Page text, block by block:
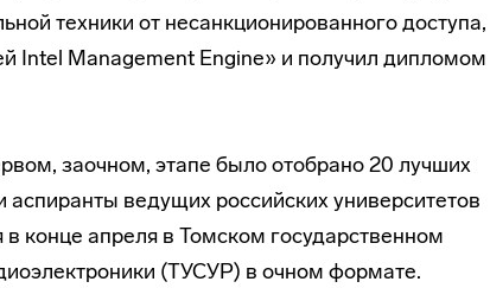
техники от несанкционированного доступа,
Intel Management Enginе» и получил дипломом
заочном, этапе было отобрано 20 лучших
аспиранты ведущих российских университетов
конце апреля в Томском государственном
(ТУСУР) в очном формате.